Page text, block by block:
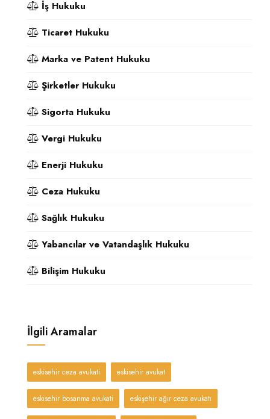
İş Hukuku
Ticaret Hukuku
Marka ve Patent Hukuku
Şirketler Hukuku
Sigorta Hukuku
Vergi Hukuku
Enerji Hukuku
Ceza Hukuku
Sağlık Hukuku
Yabancılar ve Vatandaşlık Hukuku
Bilişim Hukuku
İlgili Aramalar
eskisehir ceza avukati eskisehir avukat
eskisehir bosanma avukati eskişehir ağır ceza avukatı